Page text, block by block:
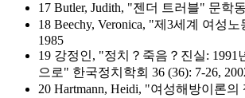
17 Butler, Judith, "젠더 트러블" 문학
18 Beechy, Veronica, "제3세계 여성
1985
19 강정인, "정치？죽음？진실: 1991
으로" 한국정치학회 36 (36): 7-26,
20 Hartmann, Heidi, "여성해방이론의